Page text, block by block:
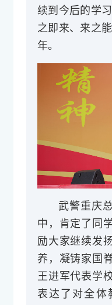
续到今后的学
之即来、来之
年。
武警重庆
中，肯定了同
励大家继续发
养，凝铸家国
王进军代表学
表达了对全体